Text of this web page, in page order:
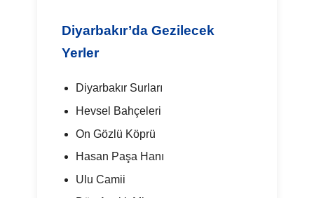
Diyarbakır’da Gezilecek
Yerler
Diyarbakır Surları
Hevsel Bahçeleri
On Gözlü Köprü
Hasan Paşa Hanı
Ulu Camii